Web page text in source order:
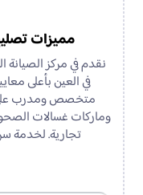
مميزات
نقدم في مركز
في العين بأعلى
متخصص ومدرب على
وماركات غسالات
تجارية. لخدمة